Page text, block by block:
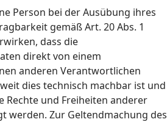
Person bei der Ausübung ihres
gemäß Art. 20 Abs. 1
dass die
direkt von einem
anderen Verantwortlichen
dies technisch machbar ist und
Rechte und Freiheiten anderer
werden. Zur Geltendmachung des